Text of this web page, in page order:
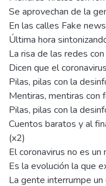
Se aprovechan de la
En las calles Fake
Última hora
La risa de las redes
Dicen que el
Pilas, pilas con la
Mentiras, mentiras con
Pilas, pilas con la
Cuentos baratos y al
(x2)
El coronavirus no es un
Es la evolución la que
La gente interrumpe